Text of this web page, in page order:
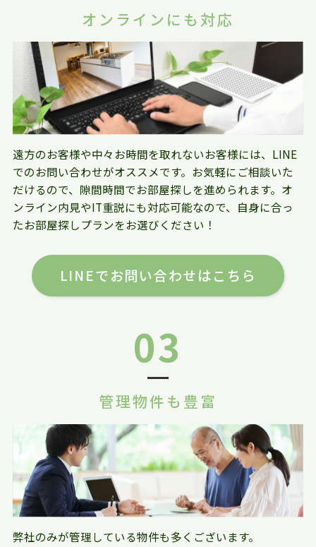
オンラインにも対応
遠方のお客様や中々お時間を取れないお客様には、LINE
でのお問い合わせがオススメです。お気軽にご相談いた
だけるので、隙間時間でお部屋探しを進められます。オ
ンライン内見やIT重説にも対応可能なので、自身に合っ
たお部屋探しプランをお選びください！
LINEでお問い合わせはこちら
03
管理物件も豊富
弊社のみが管理している物件も多くございます。